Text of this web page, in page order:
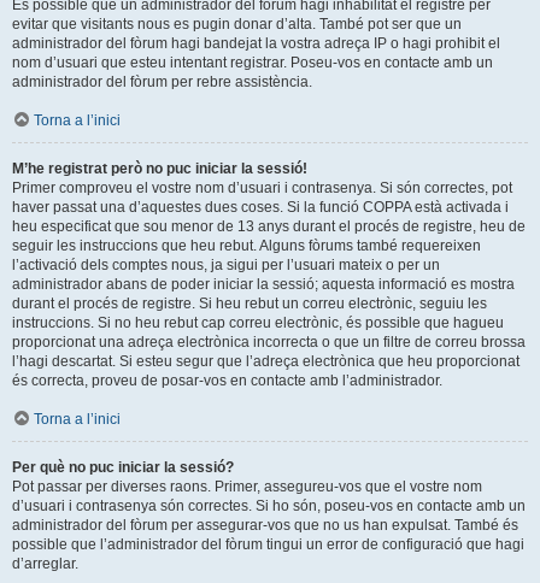
És possible que un administrador del fòrum hagi inhabilitat el registre per
evitar que visitants nous es pugin donar d’alta. També pot ser que un
administrador del fòrum hagi bandejat la vostra adreça IP o hagi prohibit el
nom d’usuari que esteu intentant registrar. Poseu-vos en contacte amb un
administrador del fòrum per rebre assistència.
Torna a l’inici
M’he registrat però no puc iniciar la sessió!
Primer comproveu el vostre nom d’usuari i contrasenya. Si són correctes, pot
haver passat una d’aquestes dues coses. Si la funció COPPA està activada i
heu especificat que sou menor de 13 anys durant el procés de registre, heu de
seguir les instruccions que heu rebut. Alguns fòrums també requereixen
l’activació dels comptes nous, ja sigui per l’usuari mateix o per un
administrador abans de poder iniciar la sessió; aquesta informació es mostra
durant el procés de registre. Si heu rebut un correu electrònic, seguiu les
instruccions. Si no heu rebut cap correu electrònic, és possible que hagueu
proporcionat una adreça electrònica incorrecta o que un filtre de correu brossa
l’hagi descartat. Si esteu segur que l’adreça electrònica que heu proporcionat
és correcta, proveu de posar-vos en contacte amb l’administrador.
Torna a l’inici
Per què no puc iniciar la sessió?
Pot passar per diverses raons. Primer, assegureu-vos que el vostre nom
d’usuari i contrasenya són correctes. Si ho són, poseu-vos en contacte amb un
administrador del fòrum per assegurar-vos que no us han expulsat. També és
possible que l’administrador del fòrum tingui un error de configuració que hagi
d’arreglar.